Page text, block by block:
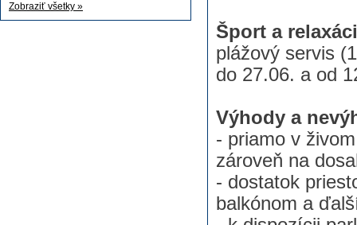
Šport a
plážový servis
do 27.06. a od
Výhody a
- priamo v
zároveň na
- dostatok
balkónom a
Zobraziť všetky »